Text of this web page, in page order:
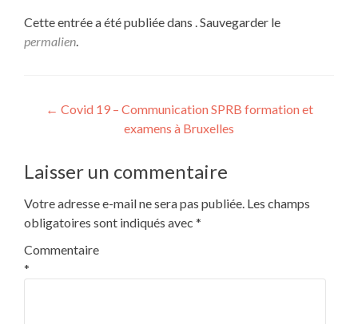
Cette entrée a été publiée dans . Sauvegarder le
permalien.
Navigation
l’article
← Covid 19 – Communication SPRB formation et
examens à Bruxelles
Laisser un commentaire
Votre adresse e-mail ne sera pas publiée. Les champs
obligatoires sont indiqués avec *
Commentaire
*